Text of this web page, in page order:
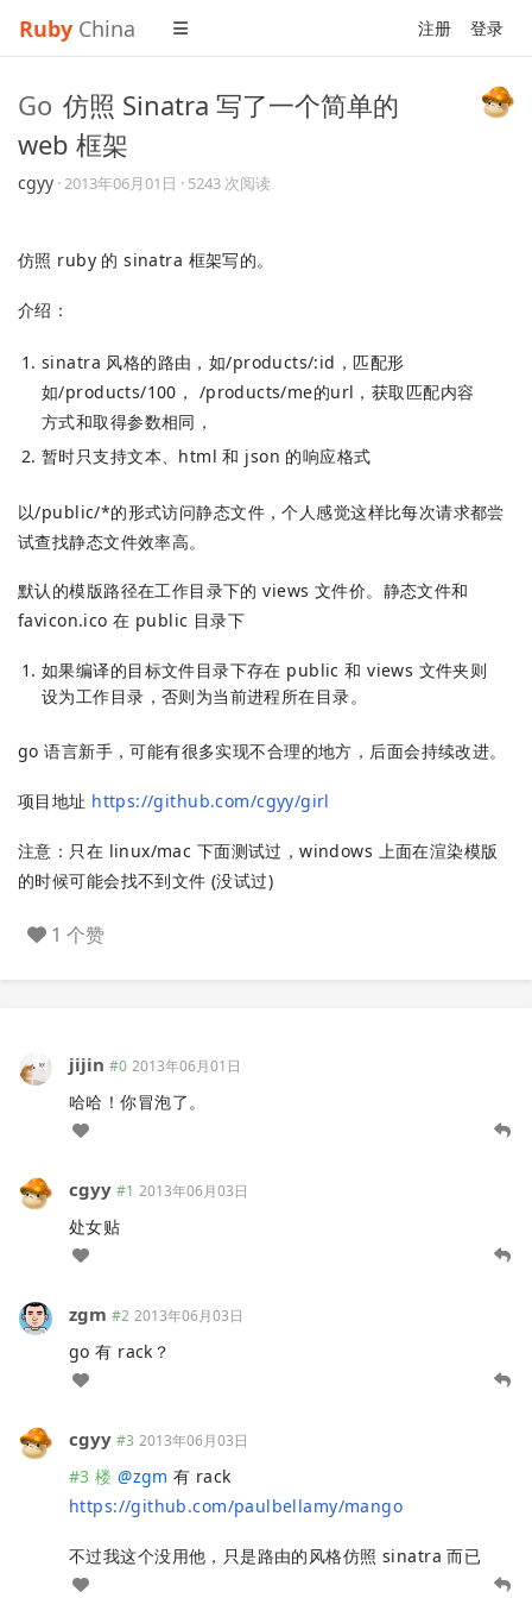
Ruby China 注册 登录
Go 仿照 Sinatra 写了一个简单的
web 框架
cgyy ·2013年06月01日 · 5243 次阅读
仿照 ruby 的 sinatra 框架写的。
介绍：
sinatra 风格的路由，如/products/:id，匹配形
如/products/100， /products/me的url，获取匹配内容
方式和取得参数相同，
暂时只支持文本、html 和 json 的响应格式
以/public/*的形式访问静态文件，个人感觉这样比每次请求都尝
试查找静态文件效率高。
默认的模版路径在工作目录下的 views 文件价。静态文件和
favicon.ico 在 public 目录下
如果编译的目标文件目录下存在 public 和 views 文件夹则
设为工作目录，否则为当前进程所在目录。
go 语言新手，可能有很多实现不合理的地方，后面会持续改进。
项目地址 https://github.com/cgyy/girl
注意：只在 linux/mac 下面测试过，windows 上面在渲染模版
的时候可能会找不到文件 (没试过)
1 个赞
jijin #0 2013年06月01日
哈哈！你冒泡了。
cgyy #1 2013年06月03日
处女贴
zgm #2 2013年06月03日
go 有 rack？
cgyy #3 2013年06月03日
#3 楼 @zgm 有 rack
https://github.com/paulbellamy/mango
不过我这个没用他，只是路由的风格仿照 sinatra 而已